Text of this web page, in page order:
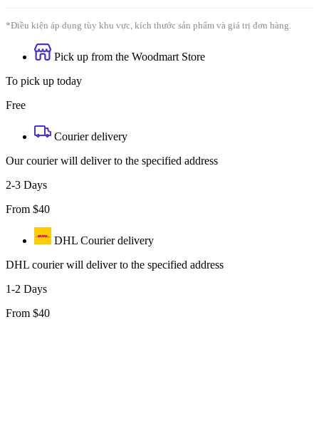
*Điều kiện áp dụng tùy khu vực, kích thước sản phẩm và giá trị đơn hàng.
Pick up from the Woodmart Store
To pick up today
Free
Courier delivery
Our courier will deliver to the specified address
2-3 Days
From $40
DHL Courier delivery
DHL courier will deliver to the specified address
1-2 Days
From $40